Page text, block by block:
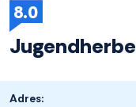
8.0
Adres: